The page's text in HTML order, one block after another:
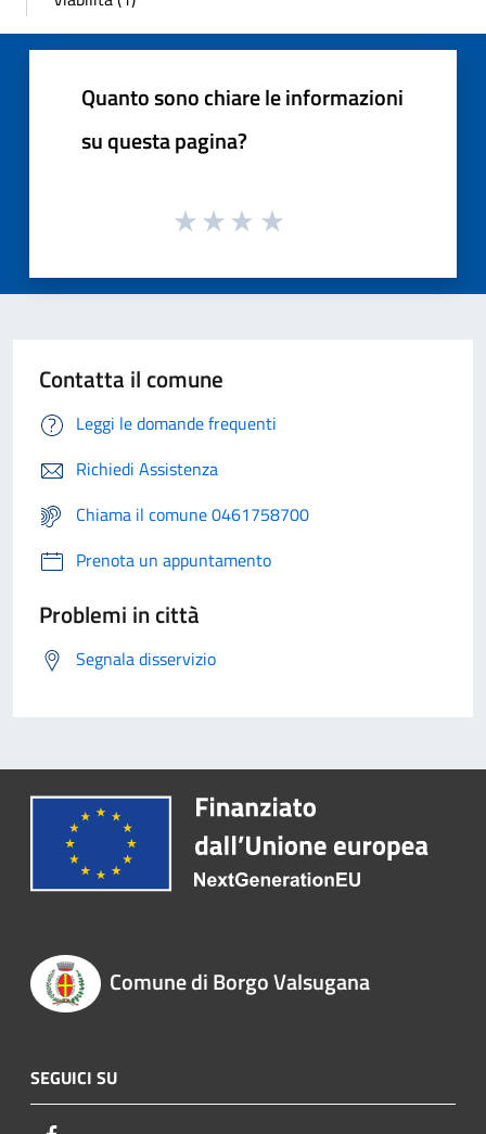
Quanto sono chiare le informazioni
su questa pagina?
Contatta il comune
Leggi le domande frequenti
Richiedi Assistenza
Chiama il comune 0461758700
Prenota un appuntamento
Problemi in città
Segnala disservizio
Comune di Borgo Valsugana
SEGUICI SU